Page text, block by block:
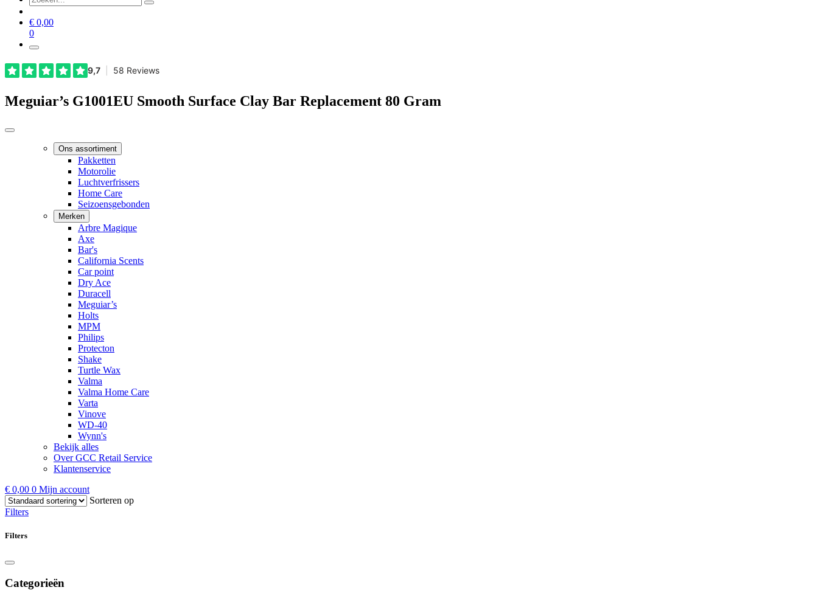
€ 0,00
0
Meguiar’s G1001EU Smooth Surface Clay Bar Replacement 80 Gram
Ons assortiment
Pakketten
Motorolie
Luchtverfrissers
Home Care
Seizoensgebonden
Merken
Arbre Magique
Axe
Bar's
California Scents
Car point
Dry Ace
Duracell
Meguiar’s
Holts
MPM
Philips
Protecton
Shake
Turtle Wax
Valma
Valma Home Care
Varta
Vinove
WD-40
Wynn's
Bekijk alles
Over GCC Retail Service
Klantenservice
€ 0,00 0 Mijn account
Sorteren op
Filters
Filters
Categorieën